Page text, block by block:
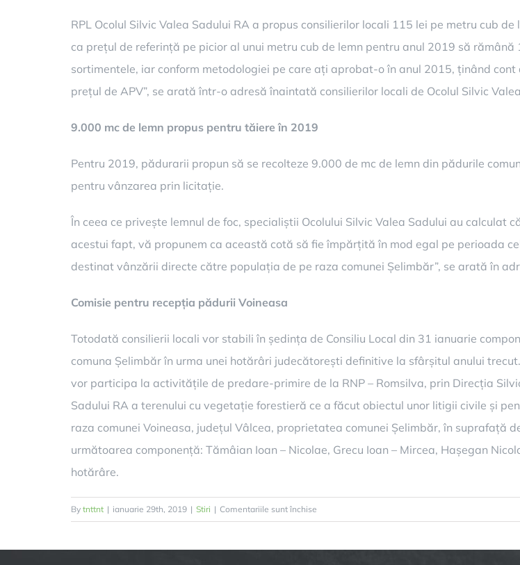
RPL Ocolul Silvic Valea Sadului RA a propus consilierilor locali 115 lei pe metru cub
ca prețul de referință pe picior al unui metru cub de lemn pentru anul 2019 să
sortimentele, iar conform metodologiei pe care ați aprobat-o în anul 2015, ținând
prețul de APV”, se arată într-o adresă înaintată consilierilor locali de Ocolul Silvic
9.000 mc de lemn propus pentru tăiere în 2019
Pentru 2019, pădurarii propun să se recolteze 9.000 de mc de lemn din pădurile
pentru vânzarea prin licitație.
În ceea ce privește lemnul de foc, specialiștii Ocolului Silvic Valea Sadului au calculat
acestui fapt, vă propunem ca această cotă să fie împărțită în mod egal pe perioada
destinat vânzării directe către populația de pe raza comunei Șelimbăr”, se arată în
Comisie pentru recepția pădurii Voineasa
Totodată consilierii locali vor stabili în ședința de Consiliu Local din 31 ianuarie
comuna Șelimbăr în urma unei hotărâri judecătorești definitive la sfârșitul anului
vor participa la activitățile de predare-primire de la RNP – Romsilva, prin Direcția
Sadului RA a terenului cu vegetație forestieră ce a făcut obiectul unor litigii civile și
raza comunei Voineasa, județul Vâlcea, proprietatea comunei Șelimbăr, în suprafață
următoarea componență: Tămâian Ioan – Nicolae, Grecu Ioan – Mircea, Hașegan
hotărâre.
By tnttnt | ianuarie 29th, 2019 | Stiri | Comentariile sunt închise
Decizii